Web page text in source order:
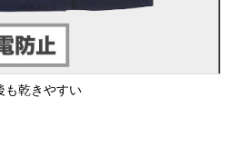
も乾きやすい